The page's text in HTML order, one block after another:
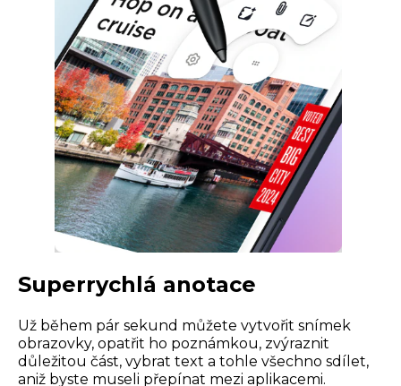
Superrychlá anotace
Už během pár sekund můžete vytvořit snímek
obrazovky, opatřit ho poznámkou, zvýraznit
důležitou část, vybrat text a tohle všechno sdílet,
aniž byste museli přepínat mezi aplikacemi.